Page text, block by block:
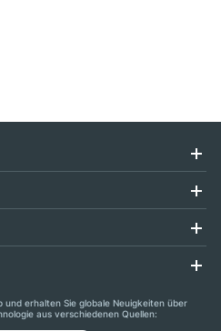
und erhalten Sie globale Neuigkeiten über
aus verschiedenen Quellen: